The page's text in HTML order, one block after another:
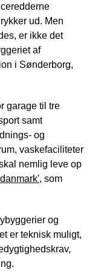
ud. Men
er ikke det
af
i Sønderborg,
garage til tre
samt
og
vaskefaciliteter
nemlig leve op
, som
og
er teknisk muligt,